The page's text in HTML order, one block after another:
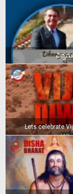
Lets celebrate